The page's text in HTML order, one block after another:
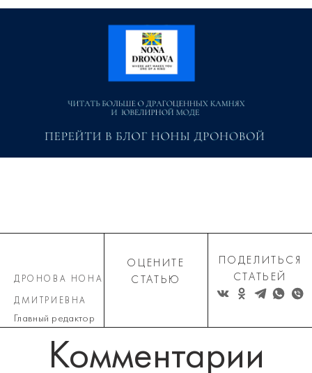
ДРОНОВА НОНА
ДМИТРИЕВНА
Главный редактор
ОЦЕНИТЕ
СТАТЬЮ
ПОДЕЛИТЬСЯ
СТАТЬЕЙ
Комментарии